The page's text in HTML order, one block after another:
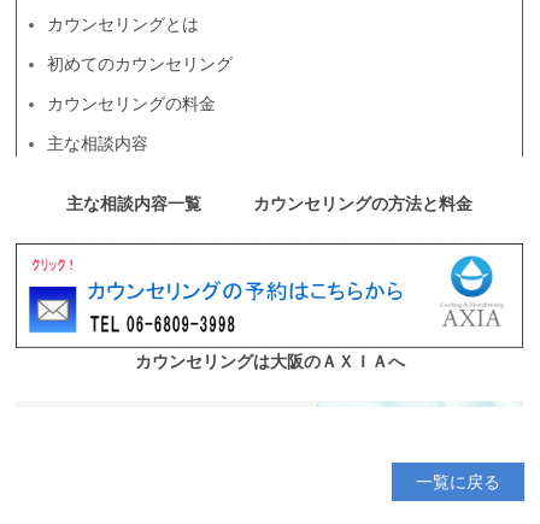
カウンセリング予約
サイトマップ
リンク集
お知らせ
一覧に戻る